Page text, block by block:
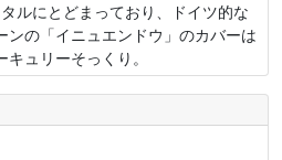
ルにとどまっており、ドイツ的な
ンの「イニュエンドウ」のカバーは
ュリーそっくり。